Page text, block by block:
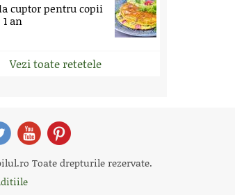
cuptor pentru copii
an
Vezi toate retetele
Toate drepturile rezervate.